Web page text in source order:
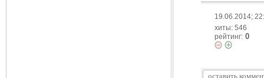
19.06.2014;
хиты: 546
рейтинг: 0